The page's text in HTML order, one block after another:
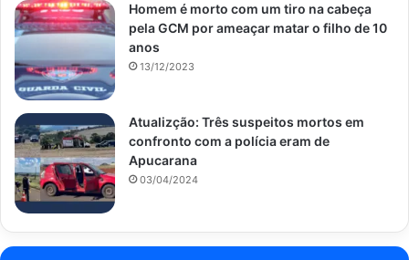
Homem é morto com um tiro na cabeça
pela GCM por ameaçar matar o filho de 10
anos
13/12/2023
Atualizção: Três suspeitos mortos em
confronto com a polícia eram de
Apucarana
03/04/2024